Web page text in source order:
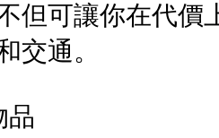
但可讓你在代價
交通。
品